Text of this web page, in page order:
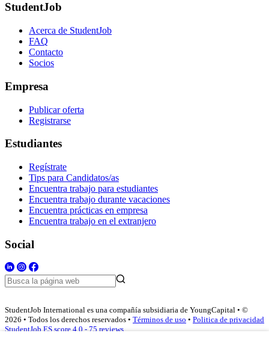
StudentJob
Acerca de StudentJob
FAQ
Contacto
Socios
Empresa
Publicar oferta
Registrarse
Estudiantes
Regístrate
Tips para Candidatos/as
Encuentra trabajo para estudiantes
Encuentra trabajo durante vacaciones
Encuentra prácticas en empresa
Encuentra trabajo en el extranjero
Social
StudentJob International es una compañía subsidiaria de YoungCapital • ©
2026 • Todos los derechos reservados • Términos de uso • Politica de privacidad
StudentJob ES score 4.0 - 75 reviews